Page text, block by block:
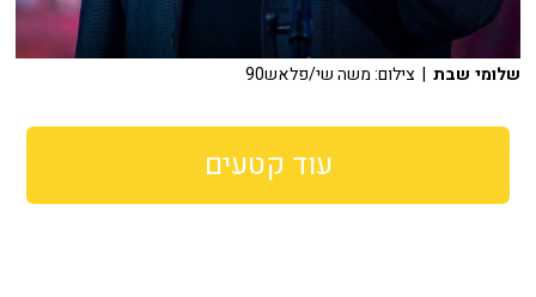
שלומי שבת | צילום: משה שי/פלאש90
עוד קטעים